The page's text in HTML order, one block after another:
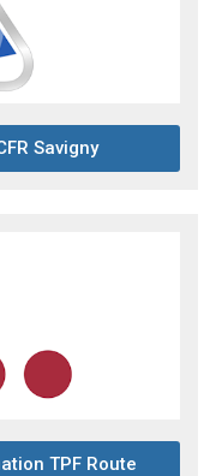
Savigny
TPF Route